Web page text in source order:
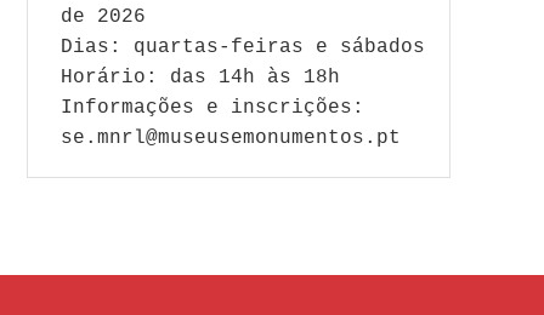
de 2026
Dias: quartas-feiras e sábados
Horário: das 14h às 18h
Informações e inscrições:
se.mnrl@museusemonumentos.pt